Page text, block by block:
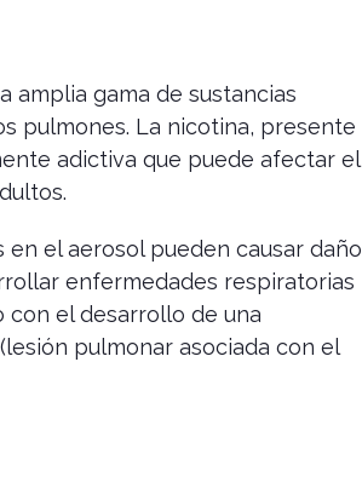
amplia gama de sustancias
pulmones. La nicotina, presente
adictiva que puede afectar el
el aerosol pueden causar daño
enfermedades respiratorias
con el desarrollo de una
pulmonar asociada con el